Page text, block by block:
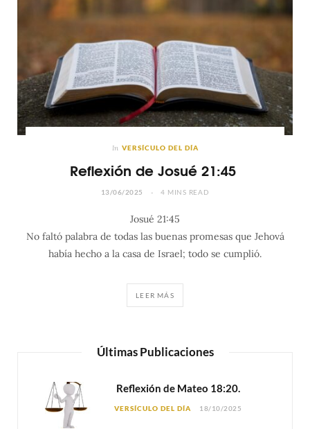
In VERSÍCULO DEL DÍA
Reflexión de Josué 21:45
13/06/2025 4 MINS READ
Josué 21:45
No faltó palabra de todas las buenas promesas que Jehová
había hecho a la casa de Israel; todo se cumplió.
LEER MÁS
Últimas Publicaciones
Reflexión de Mateo 18:20.
VERSÍCULO DEL DÍA 18/10/2025